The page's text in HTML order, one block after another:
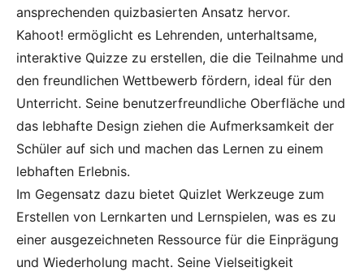
ansprechenden quizbasierten Ansatz hervor.
Kahoot! ermöglicht es Lehrenden, unterhaltsame,
interaktive Quizze zu erstellen, die die Teilnahme und
den freundlichen Wettbewerb fördern, ideal für den
Unterricht. Seine benutzerfreundliche Oberfläche und
das lebhafte Design ziehen die Aufmerksamkeit der
Schüler auf sich und machen das Lernen zu einem
lebhaften Erlebnis.
Im Gegensatz dazu bietet Quizlet Werkzeuge zum
Erstellen von Lernkarten und Lernspielen, was es zu
einer ausgezeichneten Ressource für die Einprägung
und Wiederholung macht. Seine Vielseitigkeit